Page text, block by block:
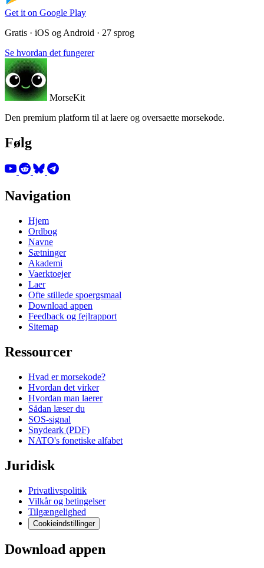
Get it on Google Play
Gratis · iOS og Android · 27 sprog
Se hvordan det fungerer
MorseKit
Den premium platform til at laere og oversaette morsekode.
Følg
Navigation
Hjem
Ordbog
Navne
Sætninger
Akademi
Vaerktoejer
Laer
Ofte stillede spoergsmaal
Download appen
Feedback og fejlrapport
Sitemap
Ressourcer
Hvad er morsekode?
Hvordan det virker
Hvordan man laerer
Sådan læser du
SOS-signal
Snydeark (PDF)
NATO's fonetiske alfabet
Juridisk
Privatlivspolitik
Vilkår og betingelser
Tilgængelighed
Cookieindstillinger
Download appen